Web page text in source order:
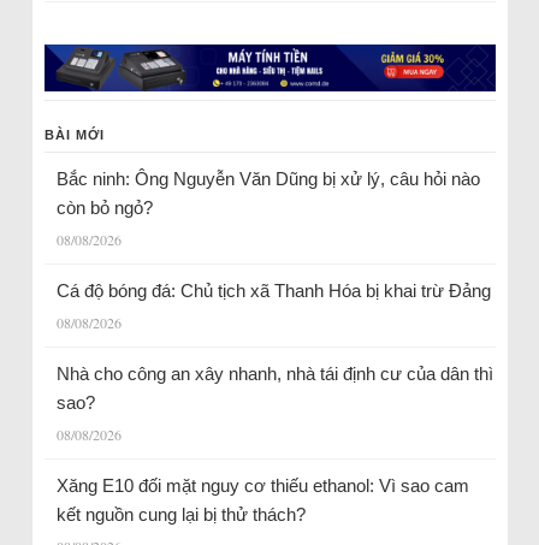
BÀI MỚI
Bắc ninh: Ông Nguyễn Văn Dũng bị xử lý, câu hỏi nào
còn bỏ ngỏ?
08/08/2026
Cá độ bóng đá: Chủ tịch xã Thanh Hóa bị khai trừ Đảng
08/08/2026
Nhà cho công an xây nhanh, nhà tái định cư của dân thì
sao?
08/08/2026
Xăng E10 đối mặt nguy cơ thiếu ethanol: Vì sao cam
kết nguồn cung lại bị thử thách?